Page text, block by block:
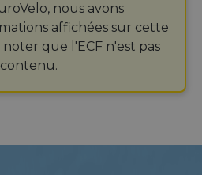
nous avons
affichées sur cette
que l'ECF n'est pas